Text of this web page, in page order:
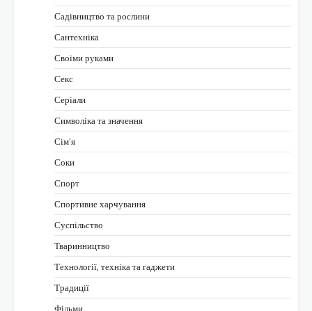
Садівництво та рослини
Сантехніка
Своїми руками
Секс
Серіали
Символіка та значення
Сім’я
Соки
Спорт
Спортивне харчування
Суспільство
Тваринництво
Технології, техніка та гаджети
Традиції